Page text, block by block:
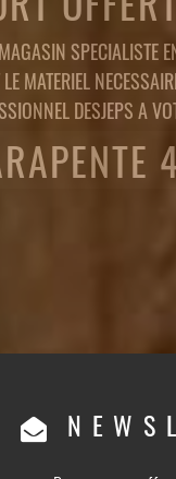
SPECIALISTE
MATERIEL
DESJEPS A